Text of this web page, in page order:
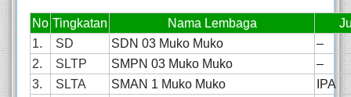
No Tingkatan Nama Lembaga
1.
SD SDN 03 Muko Muko
–
2.
SLTP SMPN 03 Muko Muko
–
3.
SLTA SMAN 1 Muko Muko
IPA